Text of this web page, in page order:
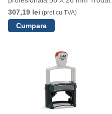
307,19 lei (pret cu TVA)